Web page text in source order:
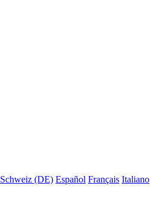
Schweiz (DE) Español Français Italiano